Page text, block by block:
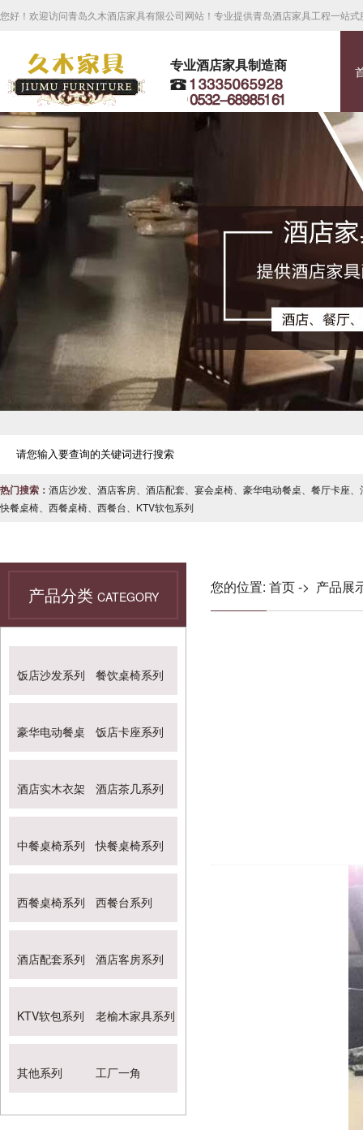
您好！欢迎访问青岛久木酒店家具有限公司网站！专业提供青岛酒店家具工程一站式
专业酒店家具制造商
热门搜索： 酒店沙发 酒店客房 酒店配套 宴会桌椅 豪华电动餐桌 餐厅卡座
快餐桌椅
西餐桌椅 西餐台 KTV软包系列
产品分类 CATEGORY
饭店沙发系列 餐饮桌椅系列
豪华电动餐桌 饭店卡座系列
酒店实木衣架 酒店茶几系列
中餐桌椅系列 快餐桌椅系列
西餐桌椅系列 西餐台系列
酒店配套系列 酒店客房系列
KTV软包系列 老榆木家具系列
其他系列 工厂一角
您的位置: 首页-> 产品展